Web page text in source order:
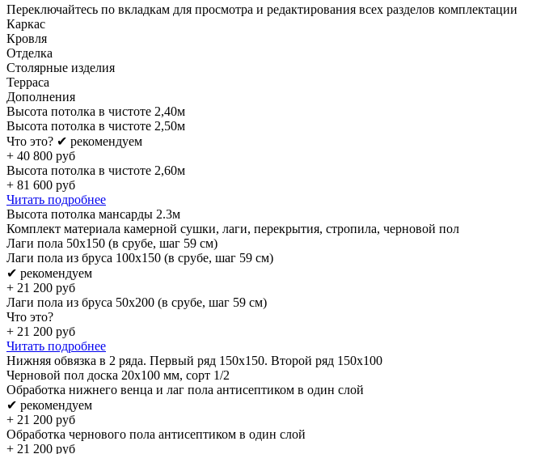
Переключайтесь по вкладкам для просмотра и редактирования всех разделов комплектации
Каркас
Кровля
Отделка
Столярные изделия
Терраса
Дополнения
Высота потолка в чистоте 2,40м
Высота потолка в чистоте 2,50м
Что это? ✔ рекомендуем
+ 40 800 руб
Высота потолка в чистоте 2,60м
+ 81 600 руб
Читать подробнее
Высота потолка мансарды 2.3м
Комплект материала камерной сушки, лаги, перекрытия, стропила, черновой пол
Лаги пола 50х150 (в срубе, шаг 59 см)
Лаги пола из бруса 100х150 (в срубе, шаг 59 см)
✔ рекомендуем
+ 21 200 руб
Лаги пола из бруса 50х200 (в срубе, шаг 59 см)
Что это?
+ 21 200 руб
Читать подробнее
Нижняя обвязка в 2 ряда. Первый ряд 150x150. Второй ряд 150x100
Черновой пол доска 20х100 мм, сорт 1/2
Обработка нижнего венца и лаг пола антисептиком в один слой
✔ рекомендуем
+ 21 200 руб
Обработка чернового пола антисептиком в один слой
+ 21 200 руб